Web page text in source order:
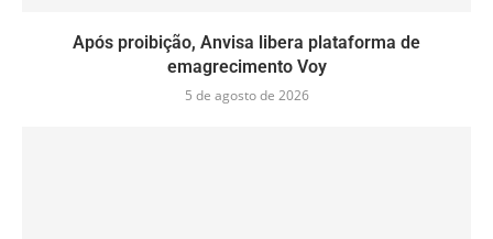
Após proibição, Anvisa libera plataforma de
emagrecimento Voy
5 de agosto de 2026